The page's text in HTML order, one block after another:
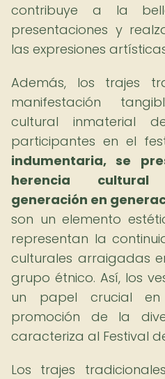
contribuye a la
presentaciones y
las expresiones
Además, los trajes
manifestación
cultural inmaterial
participantes en el
indumentaria, se
herencia
generación en
son un elemento
representan la
culturales arraigadas
grupo étnico. Así, los
un papel crucial
promoción de la
caracteriza al Festival
Los trajes